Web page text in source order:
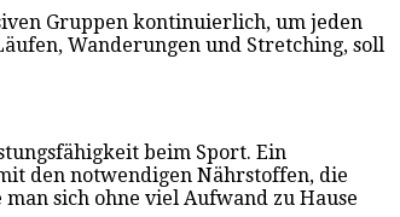
Gruppen kontinuierlich, um jeden
Wanderungen und Stretching, soll
beim Sport. Ein
den notwendigen Nährstoffen, die
sich ohne viel Aufwand zu Hause